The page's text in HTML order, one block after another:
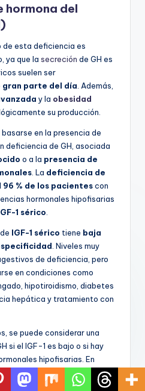
hormona del
de esta deficiencia es
ya que la secreción de GH es
suelen ser
parte del día . Además,
y la obesidad
su producción.
en la presencia de
deficiencia de GH, asociada
o a la presencia de
. La deficiencia de
% de los pacientescon
hormonales hipofisarias
1 sérico
IGF-1 sérico tiene baja
. Niveles muy
de deficiencia, pero
en condiciones como
hipotiroidismo, diabetes
hepática y tratamiento con
se puede considerar una
si el IGF-1 es bajo o si hay
hipofisarias. En
una
prueba de
tiene una sensibilidad del 66